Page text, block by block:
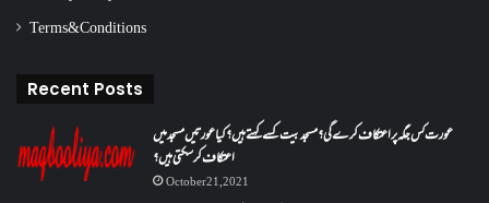
Terms & Conditions
Recent Posts
عورت کس جگہ پر اعتکاف کرے گی؟مسجد بیت کسے کہتے ہیں؟کیا عورتیں مسجد میں
اعتکاف کر سکتی ہیں؟
October 21, 2021